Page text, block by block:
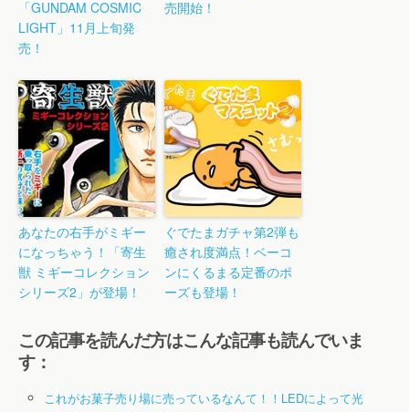
「GUNDAM COSMIC
LIGHT」11月上旬発
売！
売開始！
あなたの右手がミギー
になっちゃう！「寄生
獣 ミギーコレクション
シリーズ2」が登場！
ぐでたまガチャ第2弾も
癒され度満点！ベーコ
ンにくるまる定番のポ
ーズも登場！
この記事を読んだ方はこんな記事も読んでいま
す：
これがお菓子売り場に売っているなんて！！LEDによって光